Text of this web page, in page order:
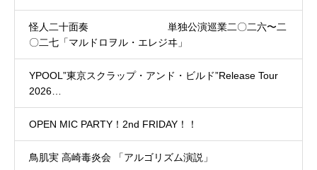
怪人二十面奏 単独公演巡業二〇二六〜二
〇二七「マルドロヲル・エレジヰ」
YPOOL”東京スクラップ・アンド・ビルド”Release Tour
2026…
OPEN MIC PARTY！2nd FRIDAY！！
鳥肌実 高崎毒炎会 「アルゴリズム演説」